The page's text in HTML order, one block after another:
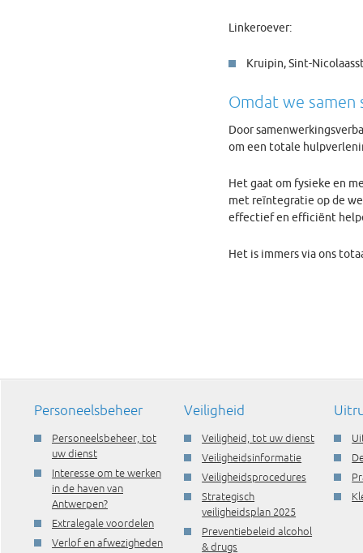
Linkeroever:
Kruipin, Sint-
Omdat we samen
Door
om een totale
Het gaat om fysieke en
met reïntegratie op de
effectief en efficiënt
Het is immers via ons
Personeelsbeheer
Personeelsbeheer, tot
uw dienst
Interesse om te werken
in de haven van
Antwerpen?
Extralegale voordelen
Verlof en afwezigheden
Veiligheid
Veiligheid, tot uw dienst
Veiligheidsinformatie
Veiligheidsprocedures
Strategisch
veiligheidsplan 2025
Preventiebeleid alcohol
& drugs